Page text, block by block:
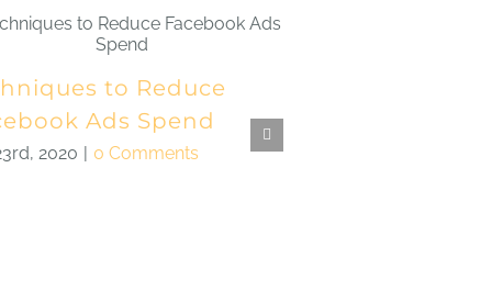
to Reduce
Ads Spend
2020 | 0 Comments